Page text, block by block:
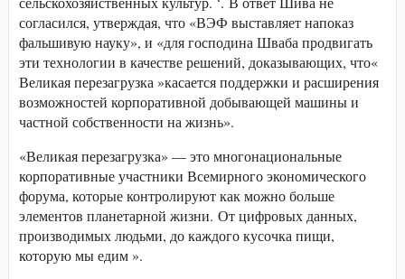
согласился, утверждая, что «ВЭФ выставляет напоказ
фальшивую науку», и «для господина Шваба продвигать
эти технологии в качестве решений, доказывающих, что«
Великая перезагрузка »касается поддержки и расширения
возможностей корпоративной добывающей машины и
частной собственности на жизнь».
«Великая перезагрузка» — это многонациональные
корпоративные участники Всемирного экономического
форума, которые контролируют как можно больше
элементов планетарной жизни. От цифровых данных,
производимых людьми, до каждого кусочка пищи,
которую мы едим ».